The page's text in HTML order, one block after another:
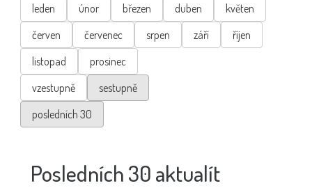
leden
únor březen duben
květen
červen
červenec srpen září
říjen
listopad
prosinec
vzestupně
sestupně
posledních 30
Posledních 30 aktualít